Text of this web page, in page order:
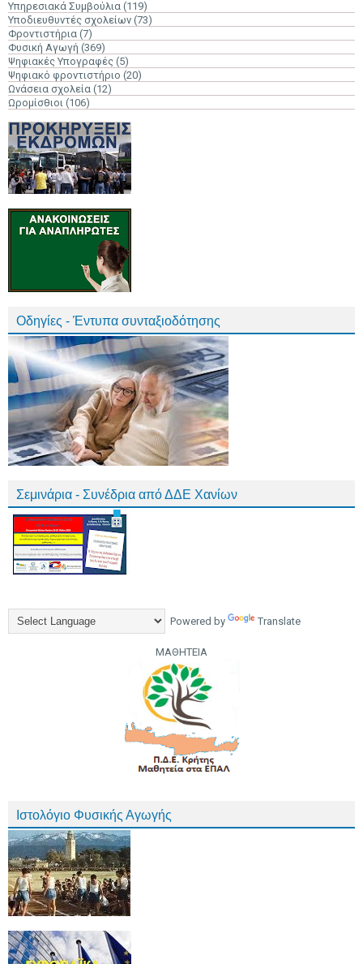
Υπηρεσιακά Συμβούλια (119)
Υποδιευθυντές σχολείων (73)
Φροντιστήρια (7)
Φυσική Αγωγή (369)
Ψηφιακές Υπογραφές (5)
Ψηφιακό φροντιστήριο (20)
Ωνάσεια σχολεία (12)
Ωρομίσθιοι (106)
Οδηγίες - Έντυπα συνταξιοδότησης
Σεμινάρια - Συνέδρια από ΔΔΕ Χανίων
Powered by Translate
ΜΑΘΗΤΕΙΑ
Ιστολόγιο Φυσικής Αγωγής